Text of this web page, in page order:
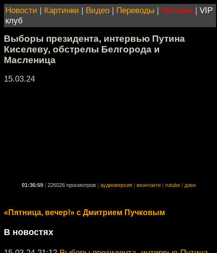
Новости | Картинки | Видео | Переводы | Магазин | VIP
клуб
Выборы президента, интервью Путина
Киселеву, обстрелы Белгорода и
Масленица
15.03.24
01:36:59 226026 просмотров аудиоверсия вконтакте rutube дзен
«Пятница, вечер!» с Дмитрием Пучковым
В новостях